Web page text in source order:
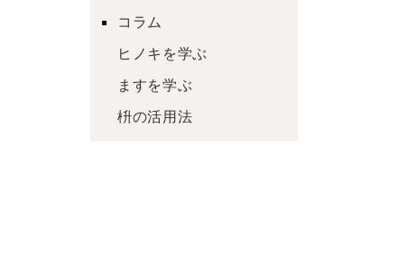
コラム
ヒノキを学ぶ
ますを学ぶ
枡の活用法